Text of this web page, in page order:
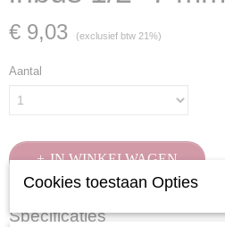
€ 9,03 (exclusief btw 21%)
Aantal
IN WINKELWAGEN
Specificaties
Cookies toestaan Opties